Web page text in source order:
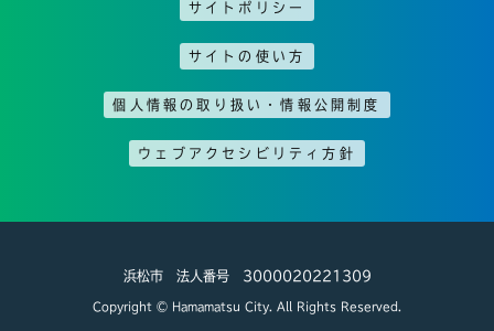
サイトポリシー
サイトの使い方
個人情報の取り扱い・情報公開制度
ウェブアクセシビリティ方針
浜松市 法人番号 3000020221309
Copyright © Hamamatsu City. All Rights Reserved.